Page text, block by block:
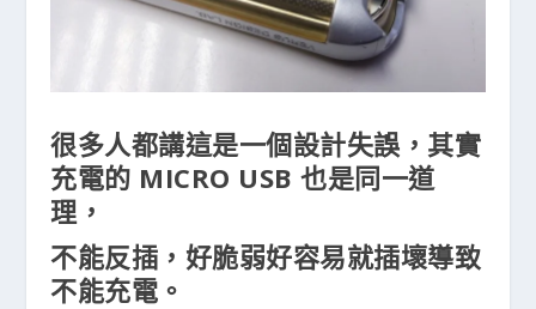
很多人都講這是一個設計失誤，其實
充電的 MICRO USB 也是同一道
理，
不能反插，好脆弱好容易就插壞導致
不能充電。